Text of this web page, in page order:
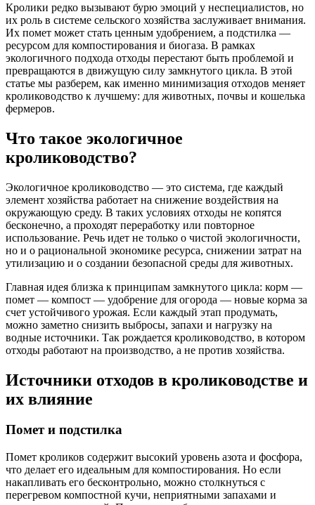
Кролики редко вызывают бурю эмоций у неспециалистов, но
их роль в системе сельского хозяйства заслуживает внимания.
Их помет может стать ценным удобрением, а подстилка —
ресурсом для компостирования и биогаза. В рамках
экологичного подхода отходы перестают быть проблемой и
превращаются в движущую силу замкнутого цикла. В этой
статье мы разберем, как именно минимизация отходов меняет
кролиководство к лучшему: для животных, почвы и кошелька
фермеров.
Что такое экологичное
кролиководство?
Экологичное кролиководство — это система, где каждый
элемент хозяйства работает на снижение воздействия на
окружающую среду. В таких условиях отходы не копятся
бесконечно, а проходят переработку или повторное
использование. Речь идет не только о чистой экологичности,
но и о рациональной экономике ресурса, снижении затрат на
утилизацию и о создании безопасной среды для животных.
Главная идея близка к принципам замкнутого цикла: корм —
помет — компост — удобрение для огорода — новые корма за
счет устойчивого урожая. Если каждый этап продумать,
можно заметно снизить выбросы, запахи и нагрузку на
водные источники. Так рождается кролиководство, в котором
отходы работают на производство, а не против хозяйства.
Источники отходов в кролиководстве и
их влияние
Помет и подстилка
Помет кроликов содержит высокий уровень азота и фосфора,
что делает его идеальным для компостирования. Но если
накапливать его бесконтрольно, можно столкнуться с
перегревом компостной кучи, неприятными запахами и